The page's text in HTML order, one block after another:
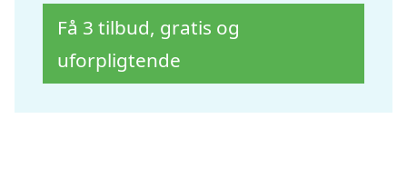
Få 3 tilbud, gratis og
uforpligtende